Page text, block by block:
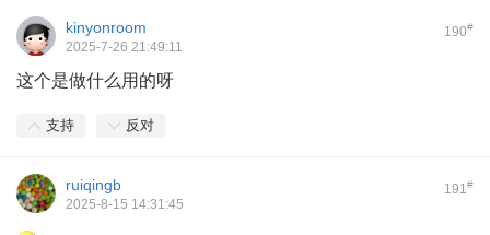
190#
kinyonroom
2025-7-26 21:49:11
这个是做什么用的呀
支持 反对
191#
ruiqingb
2025-8-15 14:31:45